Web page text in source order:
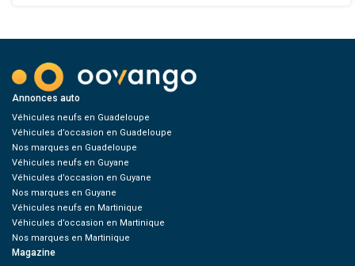
Annonces auto
Véhicules neufs en Guadeloupe
Véhicules d’occasion en Guadeloupe
Nos marques en Guadeloupe
Véhicules neufs en Guyane
Véhicules d’occasion en Guyane
Nos marques en Guyane
Véhicules neufs en Martinique
Véhicules d’occasion en Martinique
Nos marques en Martinique
Magazine